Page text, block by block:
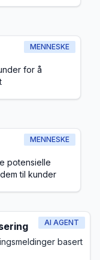
MENNESKE
for å
MENNESKE
potensielle
til kunder
AI AGENT
basert